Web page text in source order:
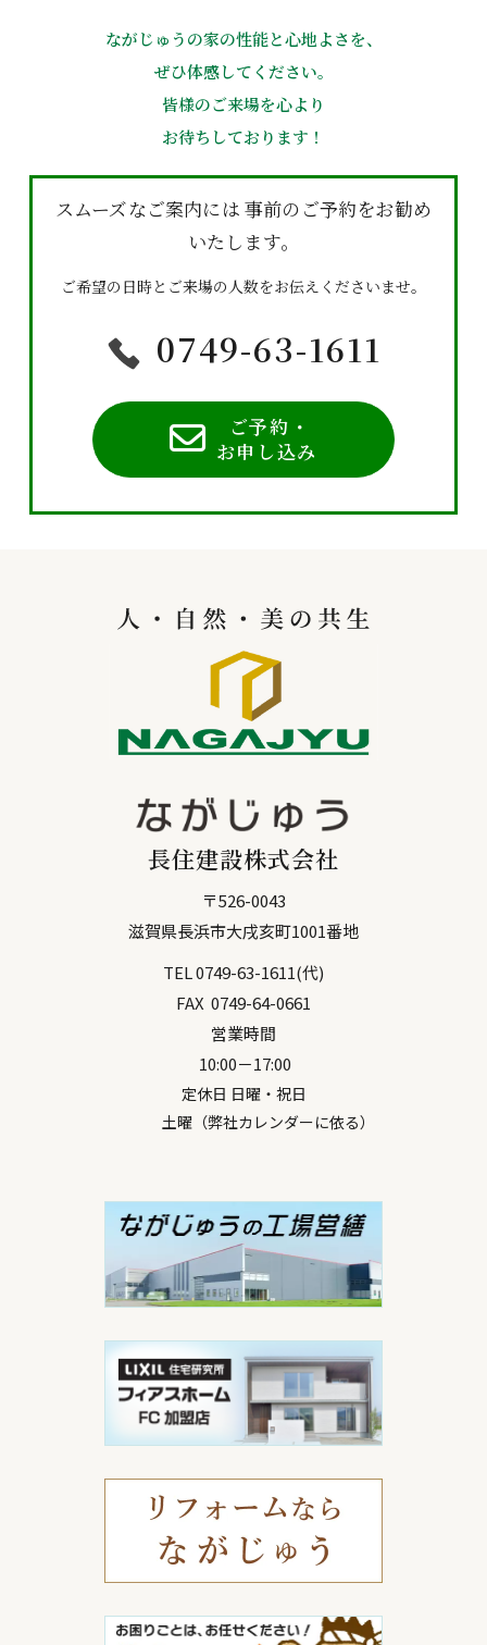
ながじゅうの家の性能と心地よさを、
ぜひ体感してください。
皆様のご来場を心より
お待ちしております！
スムーズなご案内には 事前のご予約をお勧め
いたします。
ご希望の日時とご来場の人数をお伝えくださいませ。
0749-63-1611
ご予約・
お申し込み
長住建設株式会社
〒526-0043
滋賀県長浜市大戌亥町1001番地
TEL0749-63-1611(代)
FAX 0749-64-0661
営業時間
10:00－17:00
定休日 日曜・祝日
土曜（弊社カレンダーに依る）